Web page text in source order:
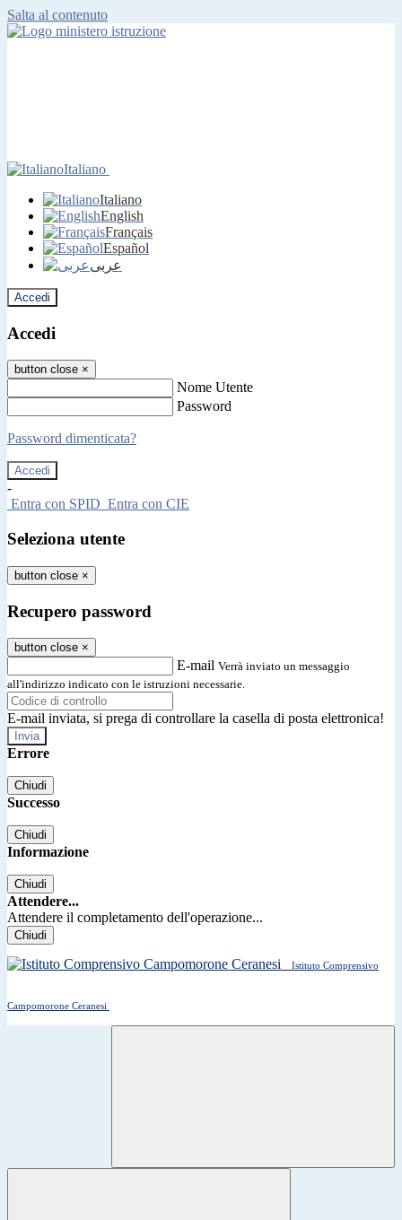
Salta al contenuto
Italiano
Italiano
English
Français
Español
عربى
Accedi
Accedi
button close ×
Nome Utente
Password
Password dimenticata?
-
Entra con SPID Entra con CIE
Seleziona utente
button close ×
Recupero password
button close ×
E-mail Verrà inviato un messaggio
all'indirizzo indicato con le istruzioni necessarie.
E-mail inviata, si prega di controllare la casella di posta elettronica!
Errore
Chiudi
Successo
Chiudi
Informazione
Chiudi
Attendere...
Attendere il completamento dell'operazione...
Chiudi
Istituto Comprensivo
Campomorone Ceranesi